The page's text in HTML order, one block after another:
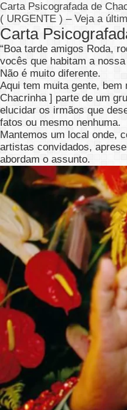
Carta Psicografada de
( URGENTE ) – Veja a
Carta
“Boa tarde amigos Roda,
vocês que habitam a
Não é muito diferente.
Aqui tem muita gente,
Chacrinha ] parte de um
elucidar os irmãos que
fatos ou mesmo nenhuma.
Mantemos um local onde,
artistas convidados,
abordam o assunto.